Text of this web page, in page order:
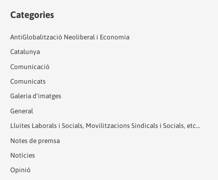
Categories
AntiGlobalització Neoliberal i Economia
Catalunya
Comunicació
Comunicats
Galeria d'imatges
General
Lluites Laborals i Socials, Movilitzacions Sindicals i Socials, etc…
Notes de premsa
Notícies
Opinió